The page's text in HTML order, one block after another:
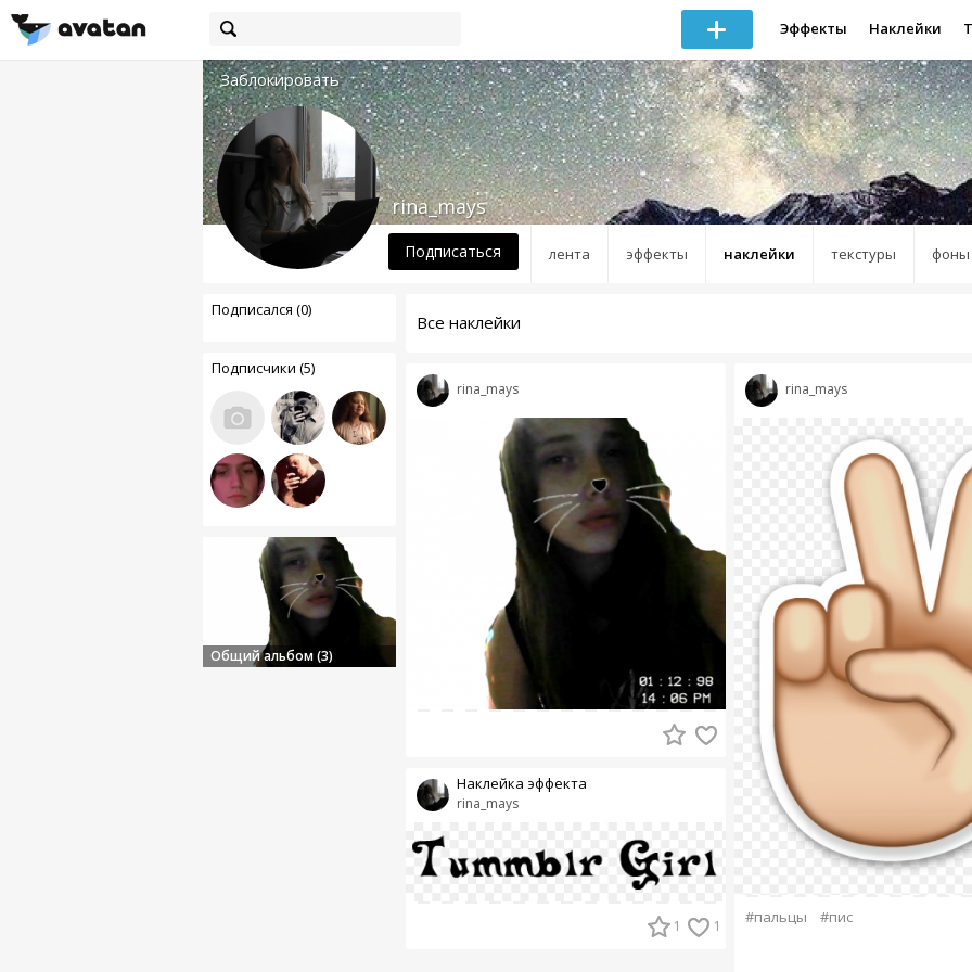
Эффекты Наклейки
Заблокировать
лента эффекты наклейки текстуры фоны
rina_mays
Подписаться
Подписался (0)
Подписчики (5)
Общий альбом (3)
Все наклейки
rina_mays
rina_mays
Наклейка эффекта
1 1
rina_mays
#пальцы #пис